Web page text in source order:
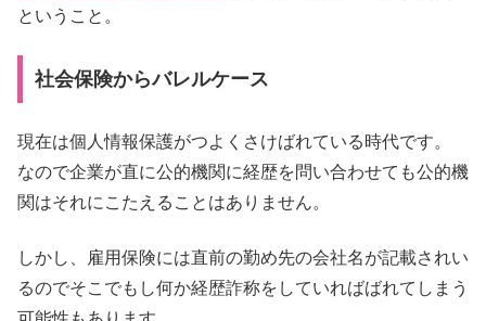
ということ。
社会保険からバレルケース
現在は個人情報保護がつよくさけばれている時代です。
なので企業が直に公的機関に経歴を問い合わせても公的機
関はそれにこたえることはありません。
しかし、雇用保険には直前の勤め先の会社名が記載されい
るのでそこでもし何か経歴詐称をしていればばれてしまう